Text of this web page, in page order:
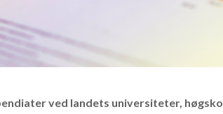
ved landets universiteter,